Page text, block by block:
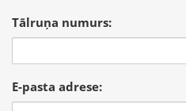
Tālruņa numurs:
E-pasta adrese: